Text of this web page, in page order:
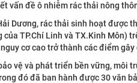
vấn đề ô nhiễm rác thải nông
Dương, rác thải sinh hoạt được
của TP.Chí Linh và TX.Kinh
cơ cao trở thành các điểm
vệ và phát triển bền vững, môi
đó đã ban hành được 30 văn